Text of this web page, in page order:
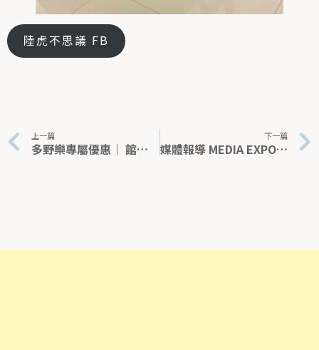
陸虎不思議 FB
上一篇
多野樂專屬優惠｜ 館內空氣的秘密- 空氣醫生怡可淨
下一篇
媒體報導 MEDIA EXPOSURE